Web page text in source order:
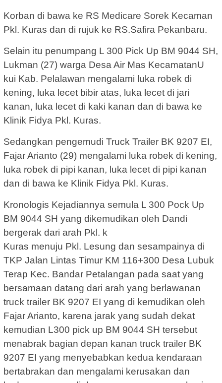
Korban di bawa ke RS Medicare Sorek Kecaman
Pkl. Kuras dan di rujuk ke RS.Safira Pekanbaru.
Selain itu penumpang L 300 Pick Up BM 9044 SH,
Lukman (27) warga Desa Air Mas KecamatanU
kui Kab. Pelalawan mengalami luka robek di
kening, luka lecet bibir atas, luka lecet di jari
kanan, luka lecet di kaki kanan dan di bawa ke
Klinik Fidya Pkl. Kuras.
Sedangkan pengemudi Truck Trailer BK 9207 EI,
Fajar Arianto (29) mengalami luka robek di kening,
luka robek di pipi kanan, luka lecet di pipi kanan
dan di bawa ke Klinik Fidya Pkl. Kuras.
Kronologis Kejadiannya semula L 300 Pock Up
BM 9044 SH yang dikemudikan oleh Dandi
bergerak dari arah Pkl. k
Kuras menuju Pkl. Lesung dan sesampainya di
TKP Jalan Lintas Timur KM 116+300 Desa Lubuk
Terap Kec. Bandar Petalangan pada saat yang
bersamaan datang dari arah yang berlawanan
truck trailer BK 9207 EI yang di kemudikan oleh
Fajar Arianto, karena jarak yang sudah dekat
kemudian L300 pick up BM 9044 SH tersebut
menabrak bagian depan kanan truck trailer BK
9207 EI yang menyebabkan kedua kendaraan
bertabrakan dan mengalami kerusakan dan